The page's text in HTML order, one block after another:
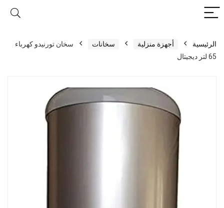
الرئيسية أجهزة منزلية سخانات
سخان تورنيدو كهرباء
65 لتر ديجيتال